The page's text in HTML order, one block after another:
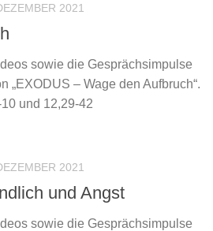
2021
sowie die Gesprächsimpulse
„EXODUS – Wage den Aufbruch“.
und 12,29-42
2021
und Angst
sowie die Gesprächsimpulse